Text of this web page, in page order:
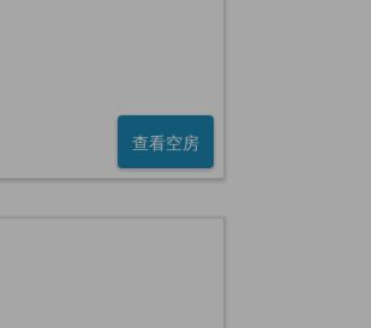
查看空房